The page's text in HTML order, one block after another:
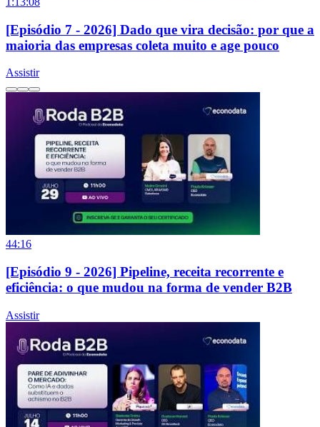
[Episódio 7 - 2026] Dado que vira decisão: por que a
maioria das empresas coleta muito e age pouco
Assistir
44:16
[Episódio 9 - 2026] Pipeline, receita recorrente e
eficiência: o que mudou na forma de vender B2B
Assistir